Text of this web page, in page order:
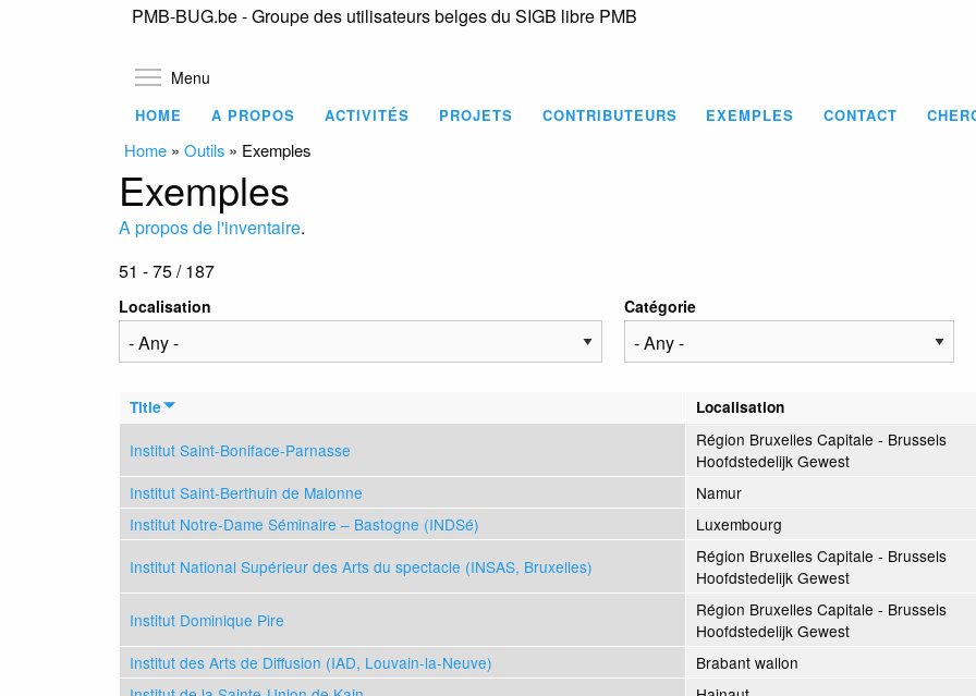
PMB-BUG.be - Groupe des utilisateurs belges du SIGB libre PMB
Menu
HOME A PROPOS ACTIVITÉS PROJETS CONTRIBUTEURS EXEMPLES CONTACT
Home » Outils » Exemples
Exemples
A propos de l'inventaire.
51 - 75 / 187
Localisation Catégorie
Title Localisation
Institut Saint-Boniface-Parnasse
Région Bruxelles Capitale - Brussels
Hoofdstedelijk Gewest
Institut Saint-Berthuin de Malonne
Namur
Institut Notre-Dame Séminaire – Bastogne (INDSé)
Luxembourg
Institut National Supérieur des Arts du spectacle (INSAS, Bruxelles)
Région Bruxelles Capitale - Brussels
Hoofdstedelijk Gewest
Institut Dominique Pire
Région Bruxelles Capitale - Brussels
Hoofdstedelijk Gewest
Institut des Arts de Diffusion (IAD, Louvain-la-Neuve)
Brabant wallon